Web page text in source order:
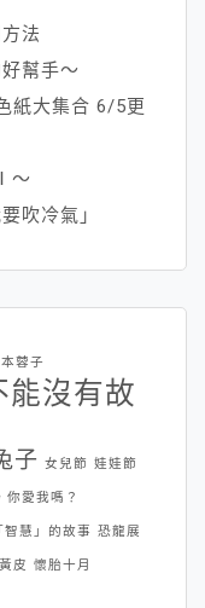
法
幫手～
紙大集合 6/5更
～
吹冷氣」
蓉子
能沒有故
子 女兒節 娃娃節
你愛我嗎？
智慧」的故事 恐龍展
皮 懷胎十月